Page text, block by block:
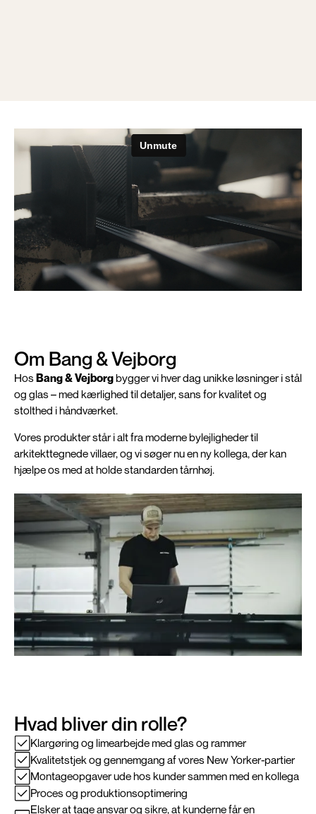
Om Bang & Vejborg
HosBang & Vejborgbygger vi hver dag unikke løsninger i stål
og glas – med kærlighed til detaljer, sans for kvalitet og
stolthed i håndværket.
Vores produkter står i alt fra moderne bylejligheder til
arkitekttegnede villaer, og vi søger nu en ny kollega, der kan
hjælpe os med at holde standarden tårnhøj.
Hvad bliver din rolle?
Klargøring og limearbejde med glas og rammer
Kvalitetstjek og gennemgang af vores New Yorker-partier
Montageopgaver ude hos kunder sammen med en kollega
Proces og produktionsoptimering
Elsker at tage ansvar og sikre, at kunderne får en